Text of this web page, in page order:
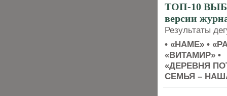
ТОП-10
версии
Результаты
• «HAME» •
«ВИТАМИР» •
«ДЕРЕВНЯ
СЕМЬЯ –